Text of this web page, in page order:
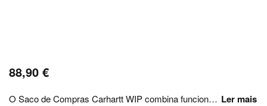
88,90 €
O Saco de Compras Carhartt WIP combina funcionalidade com estética urbana minimalista. Um acessório prático e resistente, disponível na Backdoor para o dia a dia na cidade. Saco de compras Carhartt WIP resistente e funcional. Acessório urbano disponível na Backdoor.